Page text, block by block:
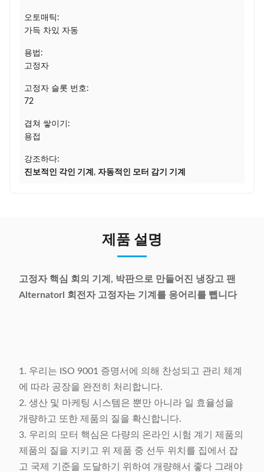
오토매틱:
가득 차있 자동
용법:
고정자
고정자 슬롯 번호:
72
겹쳐 쌓이기:
용접
강조하다:
진보적인 각인 기계 , 자동적인 모터 감기 기계
제품 설명
고정자 핵심 회의 기계, 박판으로 만들어진 냉장고 팬
Alternatorl 회전자 고정자는 기계를 응어리를 뺍니다
1. 우리는 ISO 9001 증명서에 의해 찬성되고 관리 체계
에 따라 공장을 완전히 처리합니다.
2. 생산 및 마케팅 시스템은 뿐만 아니라 일 효율성을
개량하고 또한 제품의 질을 확신합니다.
3. 우리의 모터 핵심은 다량의 온라인 시험 계기 제품의
제품의 질을 지키고 위 제품 중 선두 위치를 집에서 잡
고 국제 기준을 도달하기 위하여 개량해서 좋다 그래야